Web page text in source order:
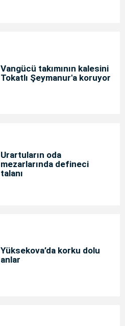
Vangücü takımının kalesini
Tokatlı Şeymanur'a koruyor
Urartuların oda
mezarlarında defineci
talanı
Yüksekova’da korku dolu
anlar